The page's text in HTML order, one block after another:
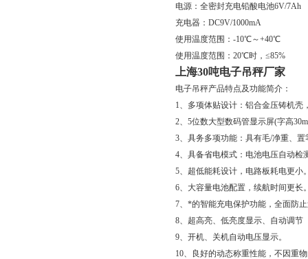
电源：全密封充电铅酸电池6V/7Ah
充电器：DC9V/1000mA
使用温度范围：-10℃～+40℃
使用温度范围：20℃时，≤85%
上海30吨电子吊秤厂家
电子吊秤产品特点及功能简介：
1、多项体贴设计：铝合金压铸机壳
2、5位数大型数码管显示屏(字高
3、具务多项功能：具有毛/净重、
4、具备省电模式：电池电压自动检
5、超低能耗设计，电路板耗电更小
6、大容量电池配置，续航时间更长
7、*的智能充电保护功能，全面防
8、超高亮、低亮度显示、自动调节
9、开机、关机自动电压显示。
10、良好的动态称重性能，不因重